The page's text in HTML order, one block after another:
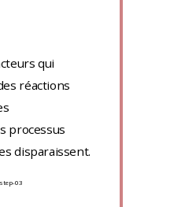
qui
réactions
processus
disparaissent.